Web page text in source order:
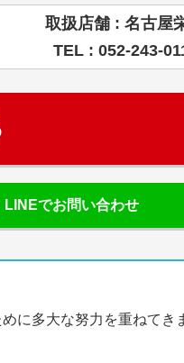
取扱店舗 : 名古屋
TEL : 052-243-
LINEでお問い合わせ
に多大な努力を重ねてき